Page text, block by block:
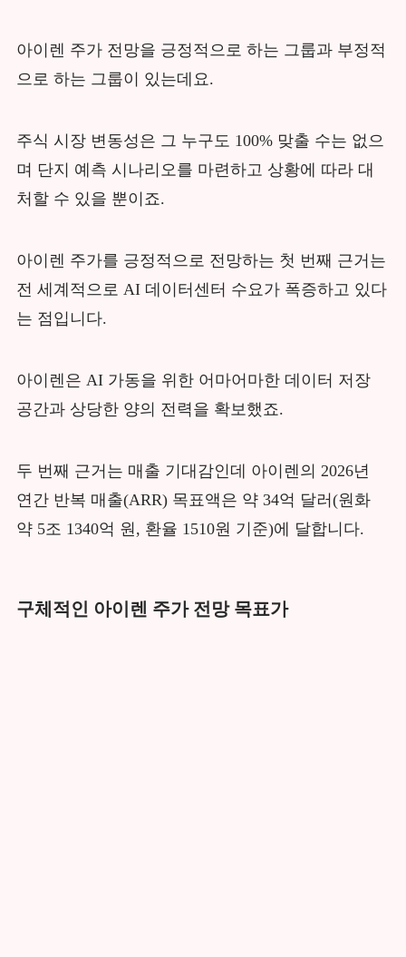
아이렌 주가 전망을 긍정적으로 하는 그룹과 부정적
으로 하는 그룹이 있는데요.
주식 시장 변동성은 그 누구도 100% 맞출 수는 없으
며 단지 예측 시나리오를 마련하고 상황에 따라 대
처할 수 있을 뿐이죠.
아이렌 주가를 긍정적으로 전망하는 첫 번째 근거는
전 세계적으로 AI 데이터센터 수요가 폭증하고 있다
는 점입니다.
아이렌은 AI 가동을 위한 어마어마한 데이터 저장
공간과 상당한 양의 전력을 확보했죠.
두 번째 근거는 매출 기대감인데 아이렌의 2026년
연간 반복 매출(ARR) 목표액은 약 34억 달러(원화
약 5조 1340억 원, 환율 1510원 기준)에 달합니다.
구체적인 아이렌 주가 전망 목표가